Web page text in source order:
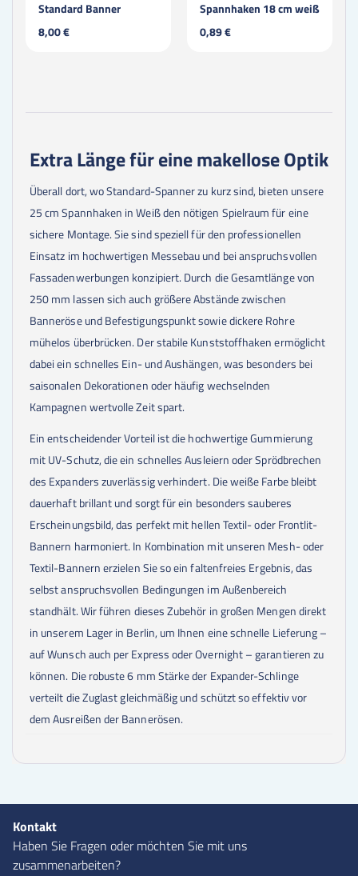
Standard Banner
8,00 €
Spannhaken 18 cm weiß
0,89 €
Extra Länge für eine makellose Optik
Überall dort, wo Standard-Spanner zu kurz sind, bieten unsere
25 cm Spannhaken in Weiß den nötigen Spielraum für eine
sichere Montage. Sie sind speziell für den professionellen
Einsatz im hochwertigen Messebau und bei anspruchsvollen
Fassadenwerbungen konzipiert. Durch die Gesamtlänge von
250 mm lassen sich auch größere Abstände zwischen
Banneröse und Befestigungspunkt sowie dickere Rohre
mühelos überbrücken. Der stabile Kunststoffhaken ermöglicht
dabei ein schnelles Ein- und Aushängen, was besonders bei
saisonalen Dekorationen oder häufig wechselnden
Kampagnen wertvolle Zeit spart.
Ein entscheidender Vorteil ist die hochwertige Gummierung
mit UV-Schutz, die ein schnelles Ausleiern oder Sprödbrechen
des Expanders zuverlässig verhindert. Die weiße Farbe bleibt
dauerhaft brillant und sorgt für ein besonders sauberes
Erscheinungsbild, das perfekt mit hellen Textil- oder Frontlit-
Bannern harmoniert. In Kombination mit unseren Mesh- oder
Textil-Bannern erzielen Sie so ein faltenfreies Ergebnis, das
selbst anspruchsvollen Bedingungen im Außenbereich
standhält. Wir führen dieses Zubehör in großen Mengen direkt
in unserem Lager in Berlin, um Ihnen eine schnelle Lieferung –
auf Wunsch auch per Express oder Overnight – garantieren zu
können. Die robuste 6 mm Stärke der Expander-Schlinge
verteilt die Zuglast gleichmäßig und schützt so effektiv vor
dem Ausreißen der Bannerösen.
Kontakt
Haben Sie Fragen oder möchten Sie mit uns
zusammenarbeiten?